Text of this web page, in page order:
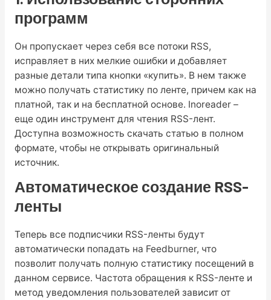
программ
Он пропускает через себя все потоки RSS,
исправляет в них мелкие ошибки и добавляет
разные детали типа кнопки «купить». В нем также
можно получать статистику по ленте, причем как на
платной, так и на бесплатной основе. Inoreader –
еще один инструмент для чтения RSS-лент.
Доступна возможность скачать статью в полном
формате, чтобы не открывать оригинальный
источник.
Автоматическое создание RSS-
ленты
Теперь все подписчики RSS-ленты будут
автоматически попадать на Feedburner, что
позволит получать полную статистику посещений в
данном сервисе. Частота обращения к RSS-ленте и
метод уведомления пользователей зависит от